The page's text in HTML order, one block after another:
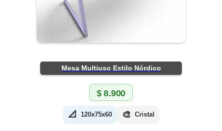
Mesa Multiuso Estilo Nórdico
$8.900
📐 120x75x60 🎨 Cristal